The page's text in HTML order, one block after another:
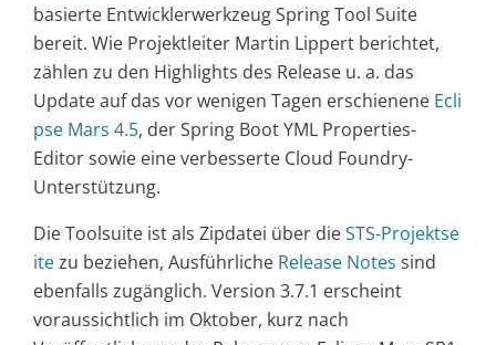
basierte Entwicklerwerkzeug Spring Tool Suite
bereit. Wie Projektleiter Martin Lippert berichtet,
zählen zu den Highlights des Release u. a. das
Update auf das vor wenigen Tagen erschienene Ecli
pse Mars 4.5, der Spring Boot YML Properties-
Editor sowie eine verbesserte Cloud Foundry-
Unterstützung.
Die Toolsuite ist als Zipdatei über dieSTS-Projektse
itezu beziehen, Ausführliche Release Notes sind
ebenfalls zugänglich. Version 3.7.1 erscheint
voraussichtlich im Oktober, kurz nach